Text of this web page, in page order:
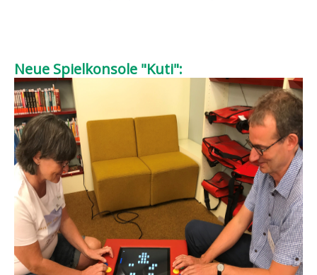
Neue Spielkonsole "Kuti":